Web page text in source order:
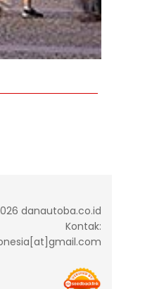
danautoba.co.id
Kontak: